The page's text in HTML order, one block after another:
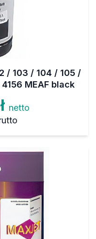
/ 103 / 104 / 105 /
MEAF black
netto